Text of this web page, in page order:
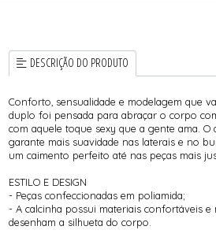
DESCRIÇÃO DO PRODUTO
Conforto, sensualidade e modelagem que
duplo foi pensada para abraçar o corpo
com aquele toque sexy que a gente ama.
garante mais suavidade nas laterais e no
um caimento perfeito até nas peças mais
ESTILO E DESIGN
- Peças confeccionadas em poliamida;
- A calcinha possui materiais confortáveis e
desenham a silhueta do corpo.